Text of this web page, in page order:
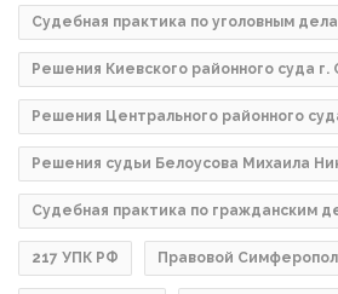
Судебная практика по уголовным
Решения Киевского районного суда
Решения Центрального районного
Решения судьи Белоусова Михаила
Судебная практика по гражданским
217 УПК РФ Правовой